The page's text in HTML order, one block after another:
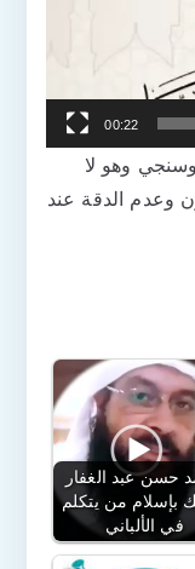
00:22
وهو لا
وعدم الدقة عند
حسن عبد الغفار
بإسلام من يتكلم
في الألباني